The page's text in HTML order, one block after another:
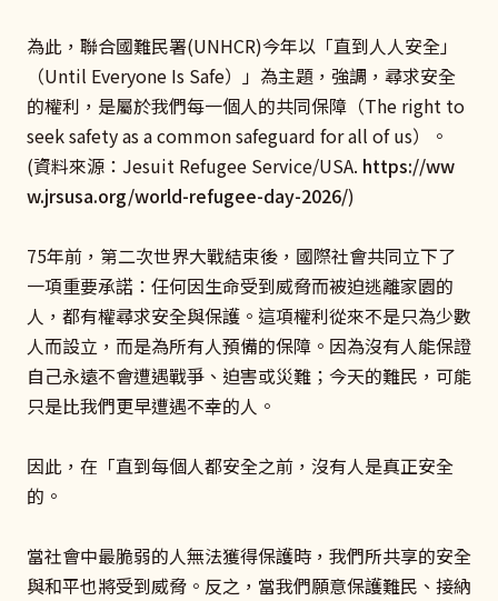
為此，聯合國難民署(UNHCR)今年以「直到人人安全」
（Until Everyone Is Safe）」為主題，強調，尋求安全
的權利，是屬於我們每一個人的共同保障（The right to
seek safety as a common safeguard for all of us）。
(資料來源：Jesuit Refugee Service/USA. https://ww
w.jrsusa.org/world-refugee-day-2026/)
75年前，第二次世界大戰結束後，國際社會共同立下了
一項重要承諾：任何因生命受到威脅而被迫逃離家園的
人，都有權尋求安全與保護。這項權利從來不是只為少數
人而設立，而是為所有人預備的保障。因為沒有人能保證
自己永遠不會遭遇戰爭、迫害或災難；今天的難民，可能
只是比我們更早遭遇不幸的人。
因此，在「直到每個人都安全之前，沒有人是真正安全
的。
當社會中最脆弱的人無法獲得保護時，我們所共享的安全
與和平也將受到威脅。反之，當我們願意保護難民、接納